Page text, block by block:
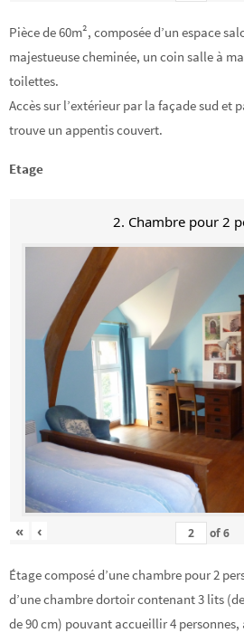
Pièce de 60m², composée d’un espace
majestueuse cheminée, un coin salle à
toilettes.
Accès sur l’extérieur par la façade sud et
trouve un appentis couvert.
Etage
2. Chambre pour 2
« ‹ of6
Étage composé d’une chambre pour 2
d’une chambre dortoir contenant 3 lits
de 90 cm) pouvant accueillir 4